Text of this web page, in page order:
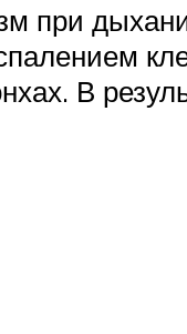
при
В